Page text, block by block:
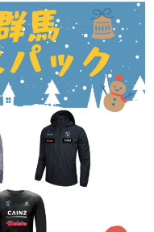
U-18
U-15
フ